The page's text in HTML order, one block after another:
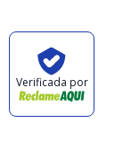
Verificada por